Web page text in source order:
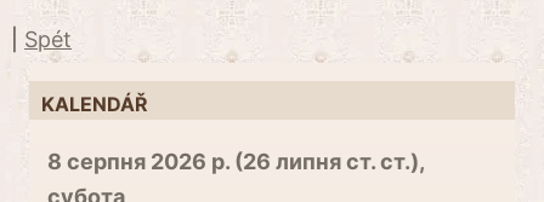
Spét
KALENDÁŘ
8 серпня 2026 р. (26 липня ст. ст.),
субота